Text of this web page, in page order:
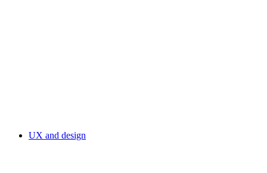
UX and design